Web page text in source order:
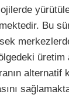
Bu
üretim
alternatif